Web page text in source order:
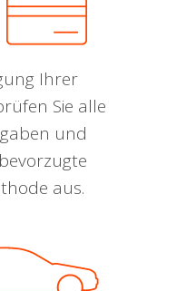
Ihrer
Sie alle
und
aus.